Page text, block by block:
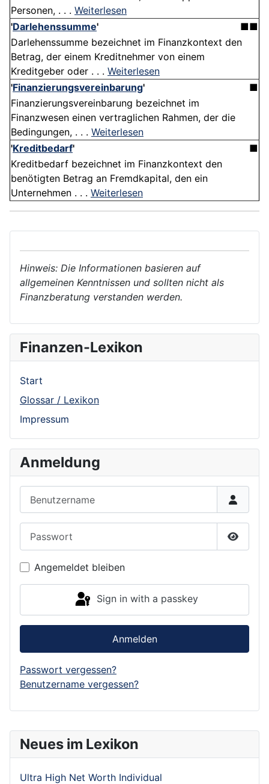
Neues im Lexikon
Ultra High Net Worth Individual
Personen, . . . Weiterlesen
'Darlehenssumme'
■■
Darlehenssumme bezeichnet im Finanzkontext den
Betrag, der einem Kreditnehmer von einem
Kreditgeber oder . . . Weiterlesen
'Finanzierungsvereinbarung'
■
Finanzierungsvereinbarung bezeichnet im
Finanzwesen einen vertraglichen Rahmen, der die
Bedingungen, . . . Weiterlesen
'Kreditbedarf'
■
Kreditbedarf bezeichnet im Finanzkontext den
benötigten Betrag an Fremdkapital, den ein
Unternehmen . . . Weiterlesen
Hinweis: Die Informationen basieren auf
allgemeinen Kenntnissen und sollten nicht als
Finanzberatung verstanden werden.
Finanzen-Lexikon
Start
Glossar / Lexikon
Impressum
Anmeldung
Show
Angemeldet bleiben
Sign in with a passkey
Anmelden
Passwort vergessen?
Benutzername vergessen?